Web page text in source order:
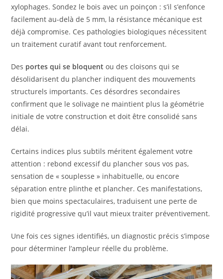
xylophages. Sondez le bois avec un poinçon : s’il s’enfonce
facilement au-delà de 5 mm, la résistance mécanique est
déjà compromise. Ces pathologies biologiques nécessitent
un traitement curatif avant tout renforcement.
Des portes qui se bloquent ou des cloisons qui se
désolidarisent du plancher indiquent des mouvements
structurels importants. Ces désordres secondaires
confirment que le solivage ne maintient plus la géométrie
initiale de votre construction et doit être consolidé sans
délai.
Certains indices plus subtils méritent également votre
attention : rebond excessif du plancher sous vos pas,
sensation de « souplesse » inhabituelle, ou encore
séparation entre plinthe et plancher. Ces manifestations,
bien que moins spectaculaires, traduisent une perte de
rigidité progressive qu’il vaut mieux traiter préventivement.
Une fois ces signes identifiés, un diagnostic précis s’impose
pour déterminer l’ampleur réelle du problème.